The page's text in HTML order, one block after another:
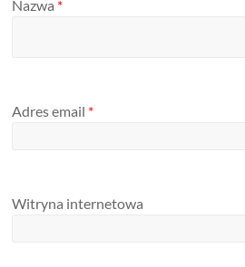
Nazwa *
Adres email *
Witryna internetowa